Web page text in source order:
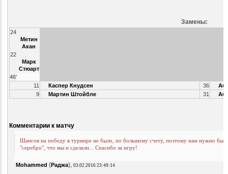
Замены:
24
Метин
Акан
22
Марк
Стюарт
46'
11
Каспер Кнудсен 36
9
Мартин Штойбле 31
Комментарии к матчу
Шансов на победу в турнире не было, по большому счету, поэтому нам нужно
"серебро", что мы и сделали... Спасибо за игру!
Mohammed (Раджа), 03.02.2016 23:49:14